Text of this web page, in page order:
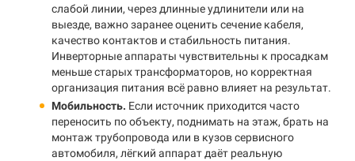
слабой линии, через длинные удлинители или на
выезде, важно заранее оценить сечение кабеля,
качество контактов и стабильность питания.
Инверторные аппараты чувствительны к просадкам
меньше старых трансформаторов, но корректная
организация питания всё равно влияет на результат.
Мобильность. Если источник приходится часто
переносить по объекту, поднимать на этаж, брать на
монтаж трубопровода или в кузов сервисного
автомобиля, лёгкий аппарат даёт реальную